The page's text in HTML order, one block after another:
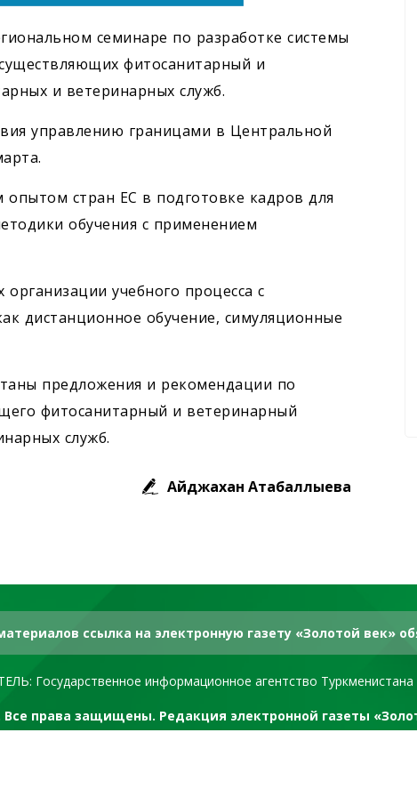
семинаре по разработке системы
фитосанитарный и
и ветеринарных служб.
управлению границами в Центральной
стран ЕС в подготовке кадров для
обучения с применением
учебного процесса с
дистанционное обучение, симуляционные
предложения и рекомендации по
фитосанитарный и ветеринарный
служб.
Айджахан Атабаллыева
ссылка на электронную газету «Золотой век»
Государственное информационное агентство Туркменистана
Все права защищены. Редакция электронной газеты